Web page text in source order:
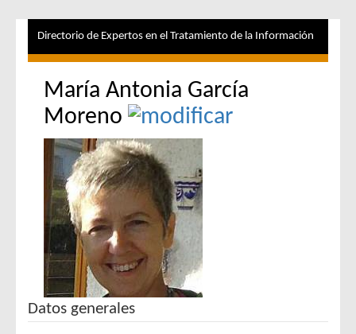
Directorio de Expertos en el Tratamiento de la Información
María Antonia García
Moreno
Datos generales